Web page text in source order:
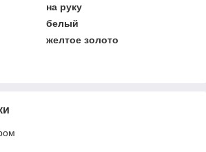
на руку
белый
желтое золото